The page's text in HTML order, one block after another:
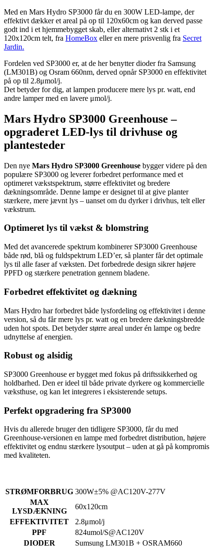
Med en Mars Hydro SP3000 får du en 300W LED-lampe, der
effektivt dækker et areal på op til 120x60cm og kan derved passe
godt ind i et hjemmebygget skab, eller alternativt 2 stk i et
120x120cm telt, fra HomeBox eller en mere prisvenlig fra Secret
Jardin.
Fordelen ved SP3000 er, at de her benytter dioder fra Samsung
(LM301B) og Osram 660nm, derved opnår SP3000 en effektivitet
på op til 2.8μmol/j.
Det betyder for dig, at lampen producere mere lys pr. watt, end
andre lamper med en lavere μmol/j.
Mars Hydro SP3000 Greenhouse –
opgraderet LED-lys til drivhuse og
plantesteder
Den nye Mars Hydro SP3000 Greenhouse bygger videre på den
populære SP3000 og leverer forbedret performance med et
optimeret vækstspektrum, større effektivitet og bredere
dækningsområde. Denne lampe er designet til at give planter
stærkere, mere jævnt lys – uanset om du dyrker i drivhus, telt eller
vækstrum.
Optimeret lys til vækst & blomstring
Med det avancerede spektrum kombinerer SP3000 Greenhouse
både rød, blå og fuldspektrum LED’er, så planter får det optimale
lys til alle faser af væksten. Det forbedrede design sikrer højere
PPFD og stærkere penetration gennem bladene.
Forbedret effektivitet og dækning
Mars Hydro har forbedret både lysfordeling og effektivitet i denne
version, så du får mere lys pr. watt og en bredere dækningsbredde
uden hot spots. Det betyder større areal under én lampe og bedre
udnyttelse af energien.
Robust og alsidig
SP3000 Greenhouse er bygget med fokus på driftssikkerhed og
holdbarhed. Den er ideel til både private dyrkere og kommercielle
væksthuse, og kan let integreres i eksisterende setups.
Perfekt opgradering fra SP3000
Hvis du allerede bruger den tidligere SP3000, får du med
Greenhouse-versionen en lampe med forbedret distribution, højere
effektivitet og endnu stærkere lysoutput – uden at gå på kompromis
med kvaliteten.
STRØMFORBRUG 300W±5% @AC120V-277V
MAX
LYSDÆKNING
60x120cm
EFFEKTIVITET
2.8μmol/j
PPF
824umol/S@AC120V
DIODER
Sumsung LM301B + OSRAM660